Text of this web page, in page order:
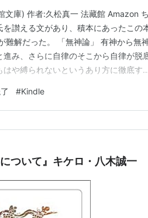
文庫) 作者:久松真一 法藏館 Amazon ち
讃える文があり、積本にあったこの
難解だった。 「無神論」 有神から無
み、さらに自律のそこから自律が脱
や縛られないというあり方に徹底する
代的人間像」 浄土教の理解に関し
#Kindle
ついて』キケロ・八木誠一